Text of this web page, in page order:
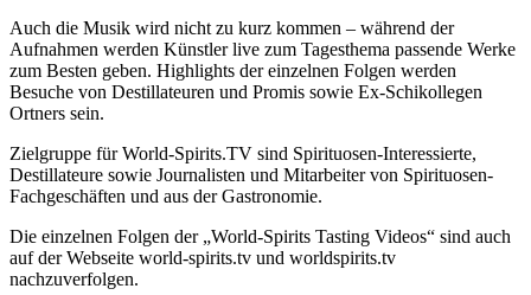
Auch die Musik wird nicht zu kurz kommen – während der
Aufnahmen werden Künstler live zum Tagesthema passende Werke
zum Besten geben. Highlights der einzelnen Folgen werden
Besuche von Destillateuren und Promis sowie Ex-Schikollegen
Ortners sein.
Zielgruppe für World-Spirits.TV sind Spirituosen-Interessierte,
Destillateure sowie Journalisten und Mitarbeiter von Spirituosen-
Fachgeschäften und aus der Gastronomie.
Die einzelnen Folgen der „World-Spirits Tasting Videos“ sind auch
auf der Webseite world-spirits.tv und worldspirits.tv
nachzuverfolgen.